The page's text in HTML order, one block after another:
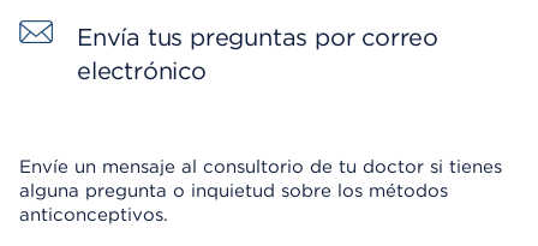
Envía tus preguntas por correo
electrónico
Envíe un mensaje al consultorio de tu doctor si tienes
alguna pregunta o inquietud sobre los métodos
anticonceptivos.